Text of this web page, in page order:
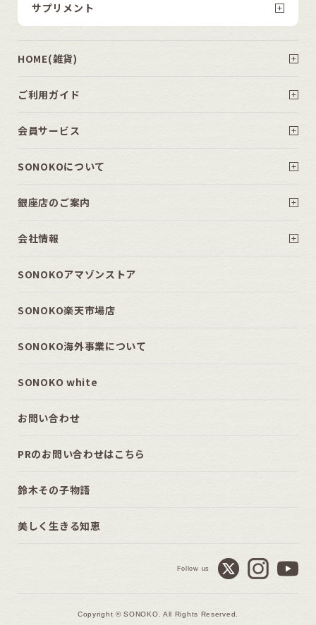
サプリメント
HOME(雑貨)
ご利用ガイド
会員サービス
SONOKOについて
銀座店のご案内
会社情報
SONOKOアマゾンストア
SONOKO楽天市場店
SONOKO海外事業について
SONOKO white
お問い合わせ
PRのお問い合わせはこちら
鈴木その子物語
美しく生きる知恵
Follow us
Copyright © SONOKO. All Rights Reserved.